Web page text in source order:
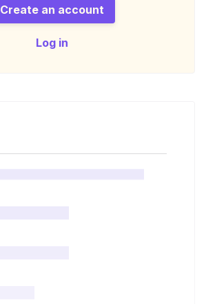
Create an account
Log in